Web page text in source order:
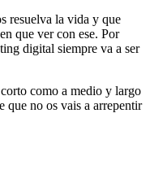
resuelva la vida y que
que ver con ese. Por
digital siempre va a ser
como a medio y largo
que no os vais a arrepentir